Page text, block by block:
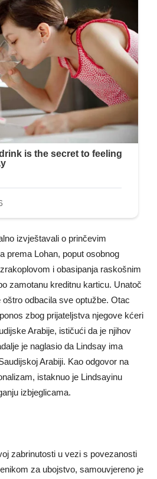
izvještavali o prinčevim
prema Lohan, poput osobnog
i obasipanja raskošnim
zamotanu kreditnu karticu. Unatoč
odbacila sve optužbe. Otac
zbog prijateljstva njegove kćeri
Arabije, ističući da je njihov
je naglasio da Lindsay ima
Arabiji. Kao odgovor na
istaknuo je Lindsayinu
izbjeglicama.
zabrinutosti u vezi s povezanosti
za ubojstvo, samouvjereno je